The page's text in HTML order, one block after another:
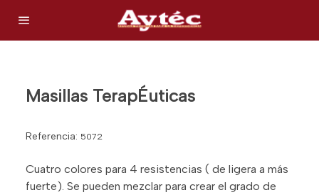
Masillas TerapÉuticas
Referencia: 5072
Cuatro colores para 4 resistencias ( de ligera a más
fuerte). Se pueden mezclar para crear el grado de